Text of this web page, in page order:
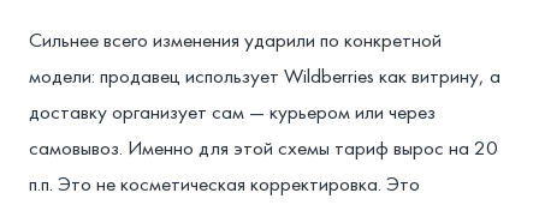
Сильнее всего изменения ударили по конкретной
модели: продавец использует Wildberries как витрину, а
доставку организует сам — курьером или через
самовывоз. Именно для этой схемы тариф вырос на 20
п.п. Это не косметическая корректировка. Это